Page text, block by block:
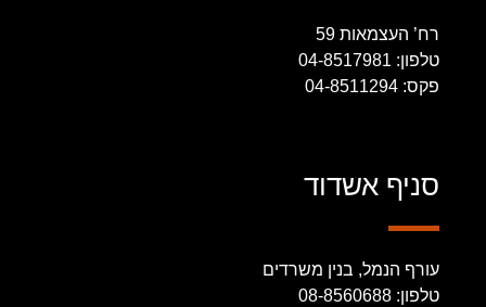
רח’ העצמאות 59
טלפון: 04-8517981
פקס: 04-8511294
סניף אשדוד
עורף הנמל, בנין משרדים
טלפון: 08-8560688